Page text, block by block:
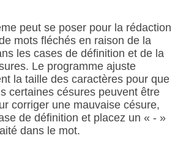
peut se poser pour la rédaction
mots fléchés en raison de la
les cases de définition et de la
Le programme ajuste
la taille des caractères pour que
certaines césures peuvent être
corriger une mauvaise césure,
de définition et placez un « - »
dans le mot.